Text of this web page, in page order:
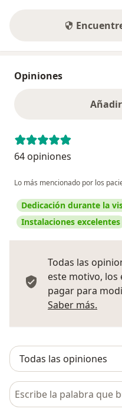
Opiniones
64 opiniones
Lo más mencionado por los
Dedicación durante la
Instalaciones excelentes
Todas las
este motivo, los
pagar para
Saber más.
Busca en opiniones